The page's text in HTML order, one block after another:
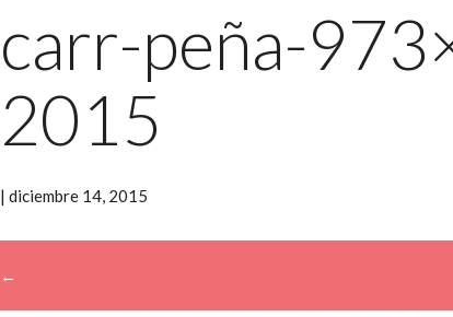
carr-peña-
2015
| diciembre 14, 2015
←